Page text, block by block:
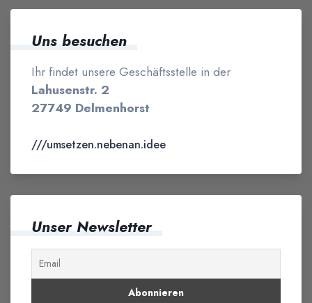
Uns besuchen
Ihr findet unsere Geschäftsstelle in der
Lahusenstr. 2
27749 Delmenhorst
///umsetzen.nebenan.idee
Unser Newsletter